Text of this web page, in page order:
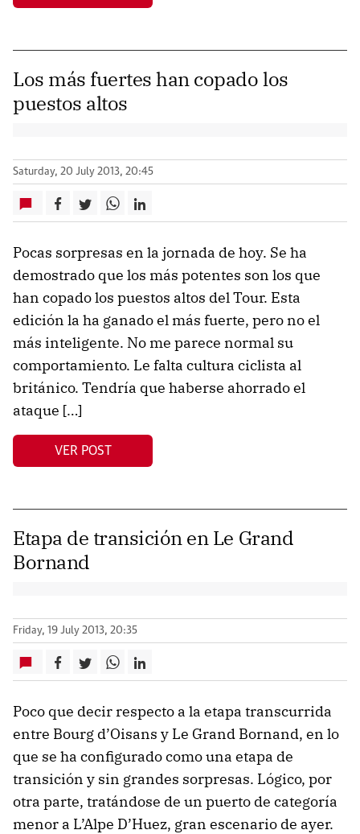
Los más fuertes han copado los
puestos altos
Saturday, 20 July 2013, 20:45
Pocas sorpresas en la jornada de hoy. Se ha
demostrado que los más potentes son los que
han copado los puestos altos del Tour. Esta
edición la ha ganado el más fuerte, pero no el
más inteligente. No me parece normal su
comportamiento. Le falta cultura ciclista al
británico. Tendría que haberse ahorrado el
ataque […]
VER POST
Etapa de transición en Le Grand
Bornand
Friday, 19 July 2013, 20:35
Poco que decir respecto a la etapa transcurrida
entre Bourg d’Oisans y Le Grand Bornand, en lo
que se ha configurado como una etapa de
transición y sin grandes sorpresas. Lógico, por
otra parte, tratándose de un puerto de categoría
menor a L’Alpe D’Huez, gran escenario de ayer.